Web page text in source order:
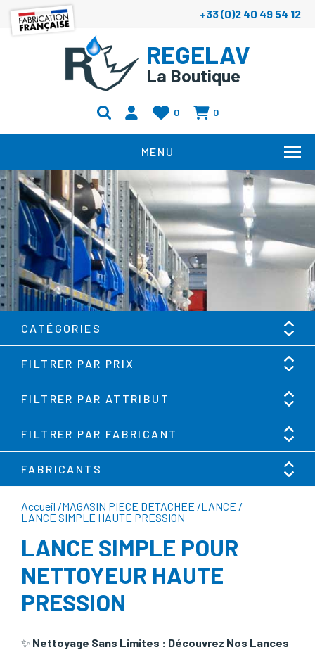
+33 (0)2 40 49 54 12
REGELAV
La Boutique
0 0
MENU
Accueil /MAGASIN PIECE DETACHEE /LANCE /
LANCE SIMPLE HAUTE PRESSION
CATÉGORIES
FILTRER PAR PRIX
FILTRER PAR ATTRIBUT
FILTRER PAR FABRICANT
FABRICANTS
LANCE SIMPLE POUR
NETTOYEUR HAUTE
PRESSION
✨ Nettoyage Sans Limites : Découvrez Nos Lances